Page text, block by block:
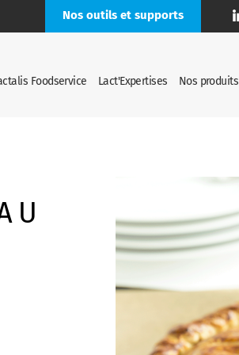
Nos outils et supports
Foodservice Lact'Expertises Nos produits